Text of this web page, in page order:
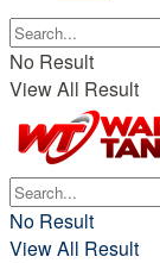
No Result
View All Result
No Result
View All Result